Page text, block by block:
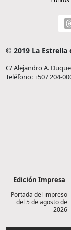
© 2019 La Estrella
C/ Alejandro A.
Teléfono: +507 204-
Edición Impresa
Portada del impreso
del 5 de agosto de
2026